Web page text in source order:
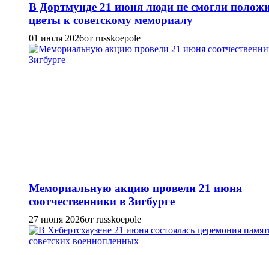
В Дортмунде 21 июня люди не смогли
цветы к советскому мемориалу
01 июля 2026от russkoepole
Мемориальную акцию провели 21 июня
соотчественники в Зигбурге
27 июня 2026от russkoepole